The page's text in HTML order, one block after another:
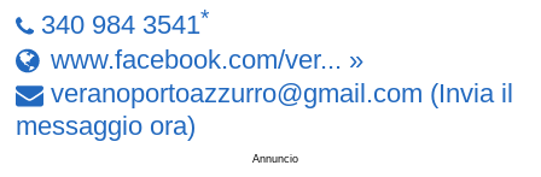
340 984 3541*
www.facebook.com/ver... »
veranoportoazzurro@gmail .com (Invia il
messaggio ora)
Annuncio